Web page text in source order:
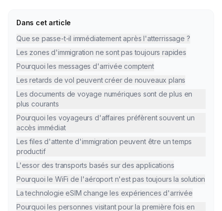
Dans cet article
Que se passe-t-il immédiatement après l'atterrissage ?
Les zones d'immigration ne sont pas toujours rapides
Pourquoi les messages d'arrivée comptent
Les retards de vol peuvent créer de nouveaux plans
Les documents de voyage numériques sont de plus en
plus courants
Pourquoi les voyageurs d'affaires préfèrent souvent un
accès immédiat
Les files d'attente d'immigration peuvent être un temps
productif
L'essor des transports basés sur des applications
Pourquoi le WiFi de l'aéroport n'est pas toujours la solution
La technologie eSIM change les expériences d'arrivée
Pourquoi les personnes visitant pour la première fois en